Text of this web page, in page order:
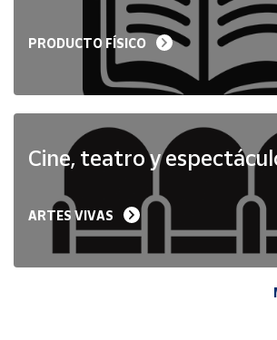
PRODUCTO FÍSICO
Cine, teatro y
ARTES VIVAS